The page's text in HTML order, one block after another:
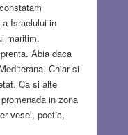
Israelului in
maritim.
Abia daca
Chiar si
Ca si alte
in zona
vesel, poetic,